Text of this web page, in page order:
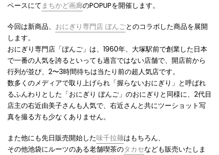
ペースにてまちかど画廊のPOPUPを開催します。
今回は新商品、 おにぎり専門店 ぼんごとのコラボした商品を展開
します。
おにぎり専門店「ぼんご」は、 1960年、大塚駅前で創業した日本
で一番の人気を誇るといっても過言ではない店舗で、開店前から
行列が並び、2〜3時間待ちは当たり前の超人気店です。
数多くのメディアで取り上げられ「握らないおにぎり」と呼ばれ
るふんわりとした「おにぎり ぼんご」のおにぎりと同様に、2代目
店主の右近由美子さんも人気で、右近さんと共にツーショット写
真を撮る方も少なくありません。
また他にも先日販売開始した味千拉麺はもちろん、
その他池袋にルーツのある老舗喫茶のタカセなども販売いたしま